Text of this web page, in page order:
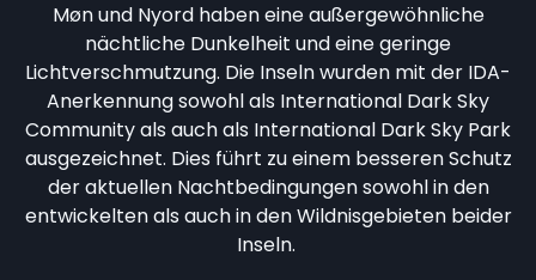
Møn und Nyord haben eine außergewöhnliche
nächtliche Dunkelheit und eine geringe
Lichtverschmutzung. Die Inseln wurden mit der IDA-
Anerkennung sowohl als International Dark Sky
Community als auch als International Dark Sky Park
ausgezeichnet. Dies führt zu einem besseren Schutz
der aktuellen Nachtbedingungen sowohl in den
entwickelten als auch in den Wildnisgebieten beider
Inseln.